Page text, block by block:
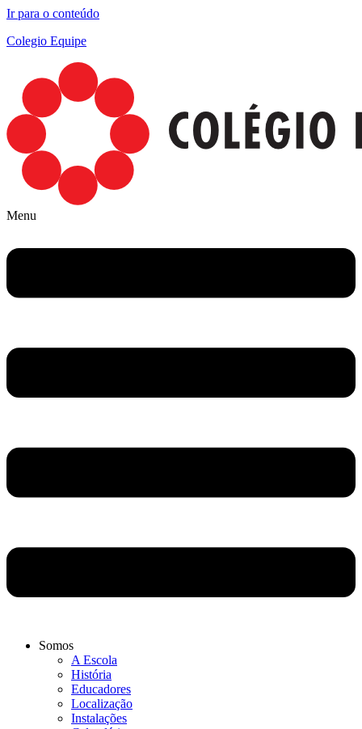
Ir para o conteúdo
Colegio Equipe
Menu
Somos
A Escola
História
Educadores
Localização
Instalações